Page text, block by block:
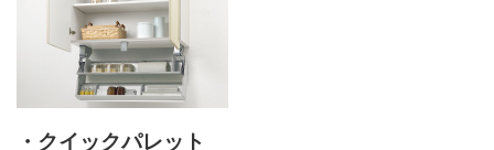
・クイックパレット